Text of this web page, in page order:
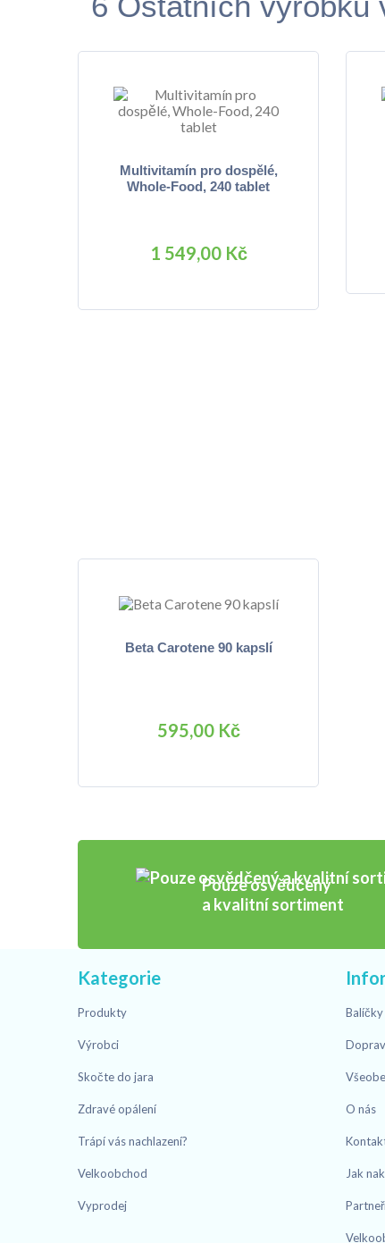
Multivitamín pro dospělé,
Whole-Food, 240 tablet
1 549,00 Kč
Beta Carotene 90 kapslí
595,00 Kč
Pouze osvědčený
a kvalitní sortiment
Kategorie
Produkty
Výrobci
Skočte do jara
Zdravé opálení
Trápí vás nachlazení?
Velkoobchod
Vyprodej
O nás
Jak